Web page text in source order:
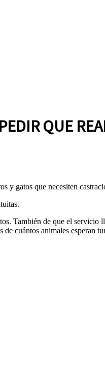
QUE
y gatos que necesiten
También de que el
cuántos animales esperan